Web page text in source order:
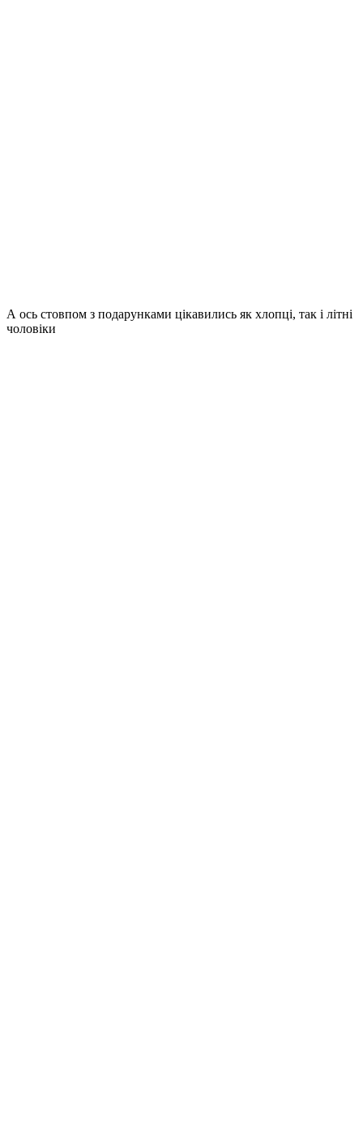
А ось стовпом з подарунками цікавились як хлопці, так і літні
чоловіки